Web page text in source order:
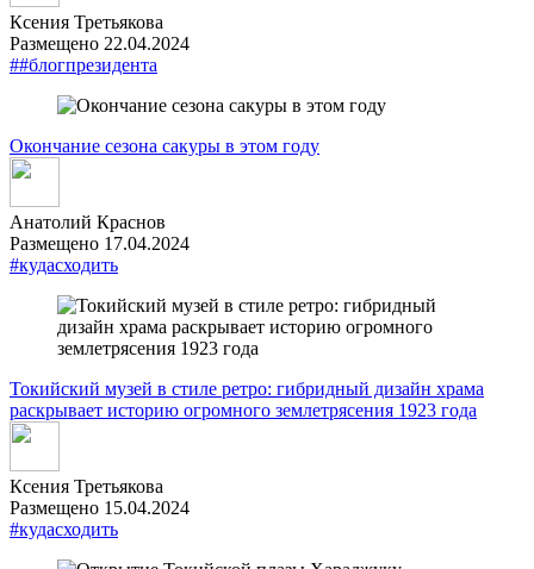
Ксения Третьякова
Размещено 22.04.2024
##блогпрезидента
Окончание сезона сакуры в этом году
Анатолий Краснов
Размещено 17.04.2024
#кудасходить
Токийский музей в стиле ретро: гибридный дизайн храма
раскрывает историю огромного землетрясения 1923 года
Ксения Третьякова
Размещено 15.04.2024
#кудасходить